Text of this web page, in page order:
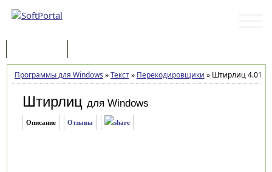
Программы для Windows »Текст» Перекодировщики »Штирлиц 4.01
Штирлиц для Windows
Описание Отзывы